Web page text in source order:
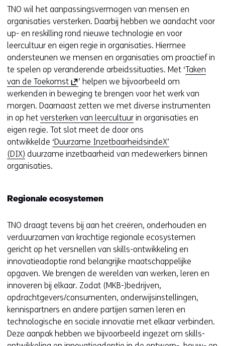
TNO wil het aanpassingsvermogen van mensen en
organisaties versterken. Daarbij hebben we aandacht voor
up- en reskilling rond nieuwe technologie en voor
leercultuur en eigen regie in organisaties. Hiermee
ondersteunen we mensen en organisaties om proactief in
te spelen op veranderende arbeidssituaties. Met ‘Taken
van de Toekomst(
o
p
e
n
t
i
e
w
v
e
n
s
t
e
r
)
(
’ helpen we bijvoorbeeld om
werkenden in beweging te brengen voor het werk van
morgen. Daarnaast zetten we met diverse instrumenten
in op het versterken van leercultuur in organisaties en
eigen regie. Tot slot meet de door ons
ontwikkelde ‘Duurzame InzetbaarheidsindeX’
(DIX) duurzame inzetbaarheid van medewerkers binnen
organisaties.
Regionale ecosystemen
TNO draagt tevens bij aan het creëren, onderhouden en
verduurzamen van krachtige regionale ecosystemen
gericht op het versnellen van skills-ontwikkeling en
innovatieadoptie rond belangrijke maatschappelijke
opgaven. We brengen de werelden van werken, leren en
innoveren bij elkaar. Zodat (MKB-)bedrijven,
opdrachtgevers/consumenten, onderwijsinstellingen,
kennispartners en andere partijen samen leren en
technologische en sociale innovatie met elkaar verbinden.
Deze aanpak hebben we bijvoorbeeld ingezet om skills-